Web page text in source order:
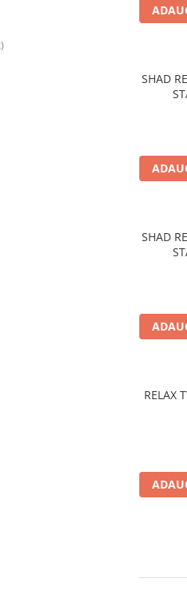
SHAD
SHAD
RELAX